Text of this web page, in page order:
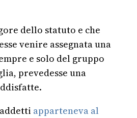
dello statuto e che
venire assegnata una
e solo del gruppo
prevedesse una
apparteneva al